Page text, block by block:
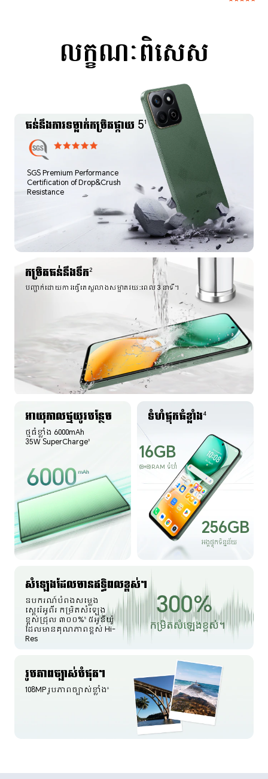
លក្ខណៈពិសេស
ធន់នឹងការទម្លាក់កម្រិតផ្កាយ 51
SGS Premium Performance
Certification of Drop&Crush
Resistance
កម្រិតធន់នឹងទឹក2
បញ្ជាក់ដោយការធ្វើតេស្តលាងសម្អាតរយៈពេល 3 នាទី។
អាយុកាលថ្មយូរបន្ថែម
ថ្មធំខ្លាំង 6000mAh
35W SuperCharge3
ទំហំផ្ទុកធំខ្លាំង4
16GB
(8+8)RAM ទំហំ
256GB
អង្គផ្ទុកទិន្នន័យ
សំឡេងដែលមានឥទ្ធិពលខ្ពស់។
ឧបករណ៍បំពងសម្លេង
ស្តេរ៉េអូពីរ កម្រិតសំឡេង
ខ្ពស់ជ្រុល ៣០០%5៥អូឌីយ៉ូ
ដែលមានគុណភាពខ្ពស់ Hi-
Res
រូបភាពច្បាស់បំផុត។
108MP រូបភាពច្បាស់ខ្លាំង 6